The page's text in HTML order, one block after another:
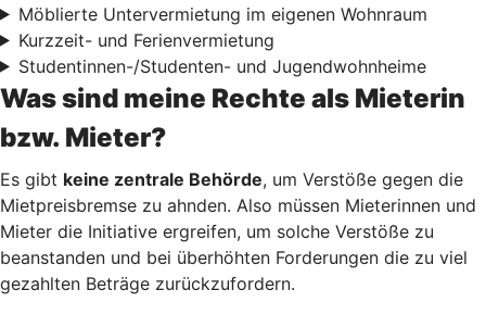
Möblierte Untervermietung im eigenen Wohnraum
Kurzzeit- und Ferienvermietung
Studentinnen-/Studenten- und Jugendwohnheime
Was sind meine Rechte als Mieterin
bzw. Mieter?
Es gibt keine zentrale Behörde, um Verstöße gegen die
Mietpreisbremse zu ahnden. Also müssen Mieterinnen und
Mieter die Initiative ergreifen, um solche Verstöße zu
beanstanden und bei überhöhten Forderungen die zu viel
gezahlten Beträge zurückzufordern.